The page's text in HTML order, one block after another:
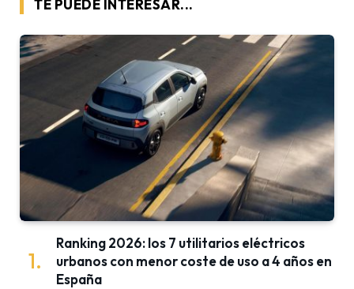
TE PUEDE INTERESAR...
Ranking 2026: los 7 utilitarios eléctricos
urbanos con menor coste de uso a 4 años en
España